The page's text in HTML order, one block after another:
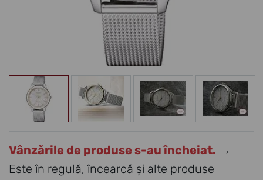
Vânzările de produse s-au încheiat. →
Este în regulă, încearcă și alte produse